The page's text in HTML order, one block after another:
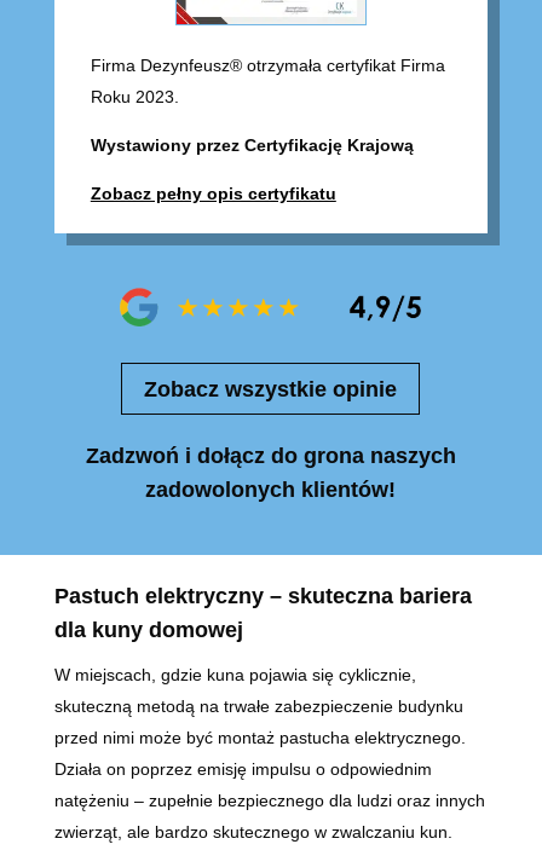
Firma Dezynfeusz® otrzymała certyfikat Firma
Roku 2023.
Wystawiony przez Certyfikację Krajową
Zobacz pełny opis certyfikatu
Zobacz wszystkie opinie
Zadzwoń i dołącz do grona naszych
zadowolonych klientów!
Pastuch elektryczny – skuteczna bariera
dla kuny domowej
W miejscach, gdzie kuna pojawia się cyklicznie,
skuteczną metodą na trwałe zabezpieczenie budynku
przed nimi może być montaż pastucha elektrycznego.
Działa on poprzez emisję impulsu o odpowiednim
natężeniu – zupełnie bezpiecznego dla ludzi oraz innych
zwierząt, ale bardzo skutecznego w zwalczaniu kun.